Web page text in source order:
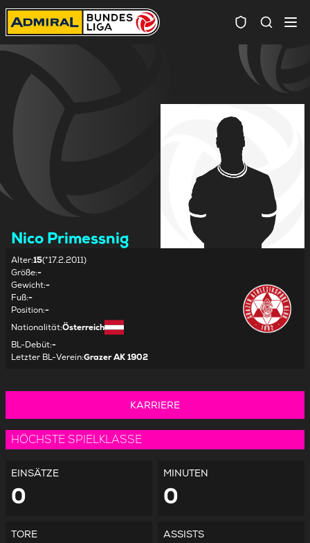
Nico Primessnig
Alter:15(*17.2.2011)
Größe:-
Gewicht:-
Fuß:-
Position:-
Nationalität:Österreich
BL-Debüt:-
Letzter BL-Verein:Grazer AK 1902
KARRIERE
HÖCHSTE SPIELKLASSE
EINSÄTZE
0
MINUTEN
0
TORE ASSISTS